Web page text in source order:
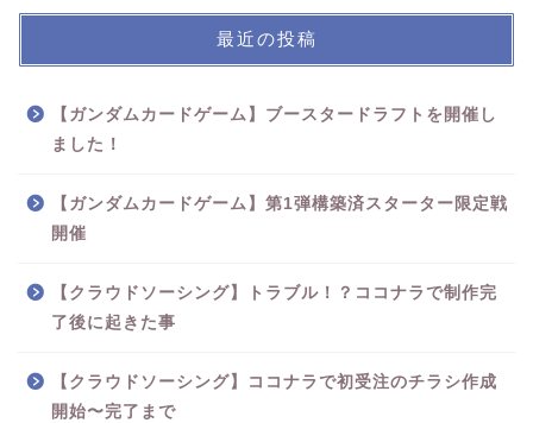
最近の投稿
【ガンダムカードゲーム】ブースタードラフトを開催し
ました！
【ガンダムカードゲーム】第1弾構築済スターター限定戦
開催
【クラウドソーシング】トラブル！？ココナラで制作完
了後に起きた事
【クラウドソーシング】ココナラで初受注のチラシ作成
開始〜完了まで